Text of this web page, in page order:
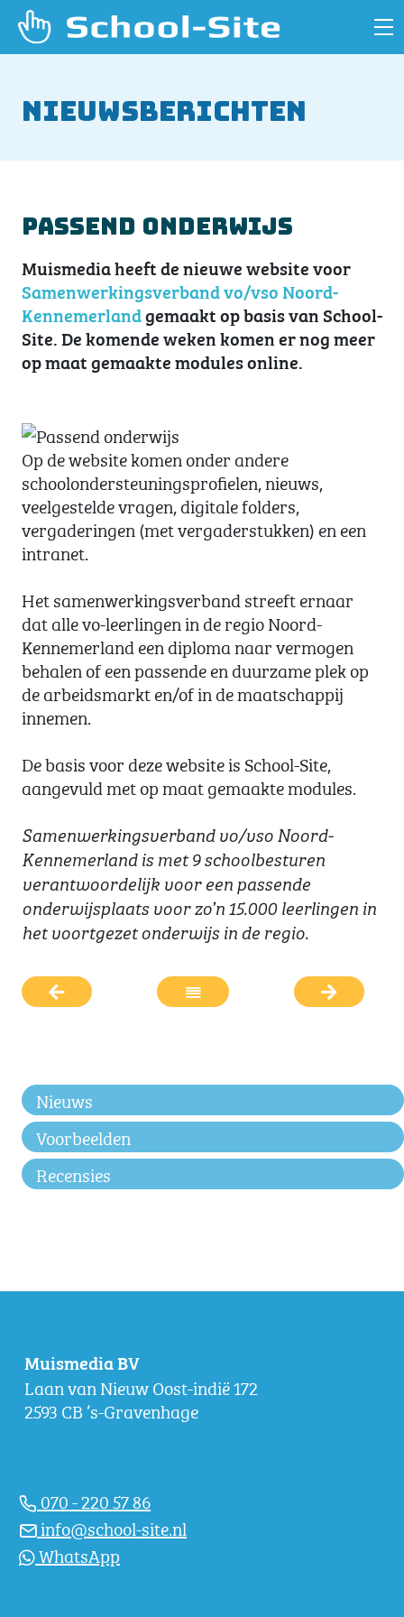
Nieuwsberichten
Passend onderwijs
Muismedia heeft de nieuwe website voor
Samenwerkingsverband vo/vso Noord-
Kennemerlandgemaakt op basis van School-
Site. De komende weken komen er nog meer
op maat gemaakte modules online.
Op de website komen onder andere
schoolondersteuningsprofielen, nieuws,
veelgestelde vragen, digitale folders,
vergaderingen (met vergaderstukken) en een
intranet.
Het samenwerkingsverband streeft ernaar
dat alle vo-leerlingen in de regio Noord-
Kennemerland een diploma naar vermogen
behalen of een passende en duurzame plek op
de arbeidsmarkt en/of in de maatschappij
innemen.
De basis voor deze website is School-Site,
aangevuld met op maat gemaakte modules.
Samenwerkingsverband vo/vso Noord-
Kennemerland is met 9 schoolbesturen
verantwoordelijk voor een passende
onderwijsplaats voor zo’n 15.000 leerlingen in
het voortgezet onderwijs in de regio.
Nieuws
Voorbeelden
Recensies
Muismedia BV
Laan van Nieuw Oost-indië 172
2593 CB ‘s-Gravenhage
070 - 220 57 86
info@school-site.nl
WhatsApp